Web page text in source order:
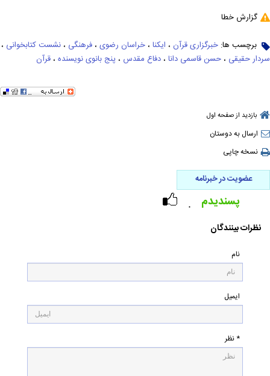
گزارش خطا
برچسب ها: خبرگزاری قرآن ، ایکنا ، خراسان رضوی ، فرهنگی ، نشست کتابخوانی ،
سردار حقیقی ، حسن قاسمی دانا ، دفاع مقدس ، پنج بانوی نویسنده ، قرآن
بازدید از صفحه اول
ارسال به دوستان
نسخه چاپی
عضویت در خبرنامه
۰ پسندیدم
نظرات بینندگان
نام
ایمیل
* نظر